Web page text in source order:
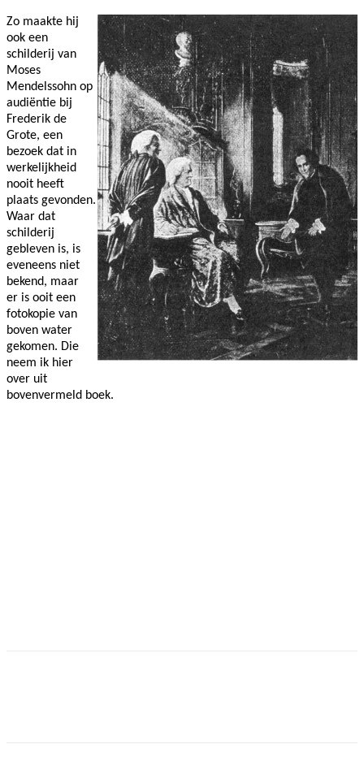
Zo maakte hij
ook een
schilderij van
Moses
Mendelssohn op
audiëntie bij
Frederik de
Grote, een
bezoek dat in
werkelijkheid
nooit heeft
plaats gevonden.
Waar dat
schilderij
gebleven is, is
eveneens niet
bekend, maar
er is ooit een
fotokopie van
boven water
gekomen. Die
neem ik hier
over uit
bovenvermeld boek.